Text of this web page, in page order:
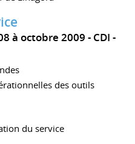
à octobre 2009 CDI
des outils
du service